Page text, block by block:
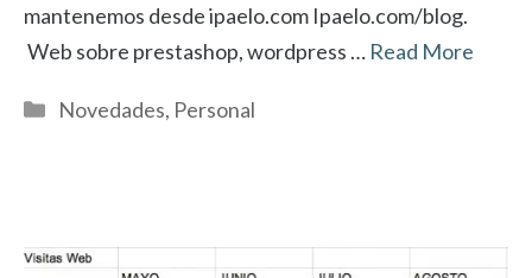
mantenemos desde ipaelo.com Ipaelo.com/blog.
Web sobre prestashop, wordpress … Read More
Categorías
Novedades, Personal